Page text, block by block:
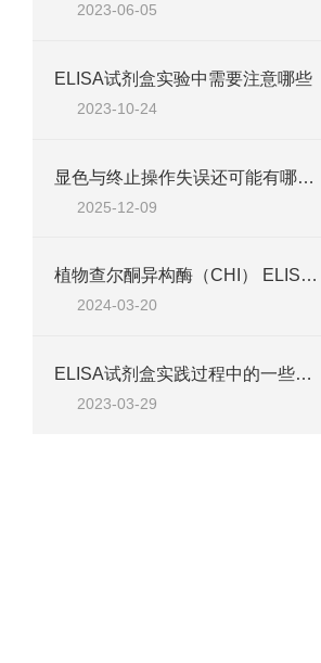
2023-06-05
ELISA试剂盒实验中需要注意哪些
2023-10-24
显色与终止操作失误还可能有哪些原因？
2025-12-09
植物查尔酮异构酶（CHI） ELISA检测试剂盒说明
2024-03-20
ELISA试剂盒实践过程中的一些技巧
2023-03-29